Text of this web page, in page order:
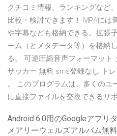
クチコミ情報、ランキングなど
比較・検討できます！ MP4には
や字幕なども格納できる。拡張
ーム（とメタデータ等）を格納
る。 可逆圧縮音声フォーマット
サッカー 無料 sms登録なし ト
。 このプログラムは、多くのユ
に直接ファイルを交換できるリ
Android 6.0用のGoogleアプリ
メアリーウェルズアルバム無